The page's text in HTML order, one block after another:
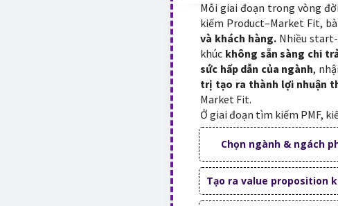
Mỗi giai đoạn trong vòng
kiếm Product–Market Fit,
và khách hàng. Nhiều
khúc không sẵn sàng chi
sức hấp dẫn của ngành,
trị tạo ra thành lợi nhuận
Market Fit.
Ở giai đoạn tìm kiếm PMF,
Chọn ngành & ngách
Tạo ra value proposition